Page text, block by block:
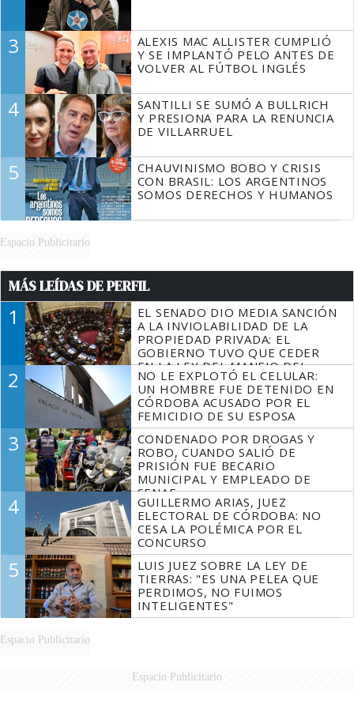
3
ALEXIS MAC ALLISTER CUMPLIÓ
Y SE IMPLANTÓ PELO ANTES DE
VOLVER AL FÚTBOL INGLÉS
4
SANTILLI SE SUMÓ A BULLRICH
Y PRESIONA PARA LA RENUNCIA
DE VILLARRUEL
5
CHAUVINISMO BOBO Y CRISIS
CON BRASIL: LOS ARGENTINOS
SOMOS DERECHOS Y HUMANOS
Espacio Publicitario
MÁS LEÍDAS DE PERFIL
1
EL SENADO DIO MEDIA SANCIÓN
A LA INVIOLABILIDAD DE LA
PROPIEDAD PRIVADA: EL
GOBIERNO TUVO QUE CEDER
EN LA LEY DEL MANEJO DEL
FUEGO
2
NO LE EXPLOTÓ EL CELULAR:
UN HOMBRE FUE DETENIDO EN
CÓRDOBA ACUSADO POR EL
FEMICIDIO DE SU ESPOSA
3
CONDENADO POR DROGAS Y
ROBO, CUANDO SALIÓ DE
PRISIÓN FUE BECARIO
MUNICIPAL Y EMPLEADO DE
SENAF
4
GUILLERMO ARIAS, JUEZ
ELECTORAL DE CÓRDOBA: NO
CESA LA POLÉMICA POR EL
CONCURSO
5
LUIS JUEZ SOBRE LA LEY DE
TIERRAS: "ES UNA PELEA QUE
PERDIMOS, NO FUIMOS
INTELIGENTES"
Espacio Publicitario
Espacio Publicitario